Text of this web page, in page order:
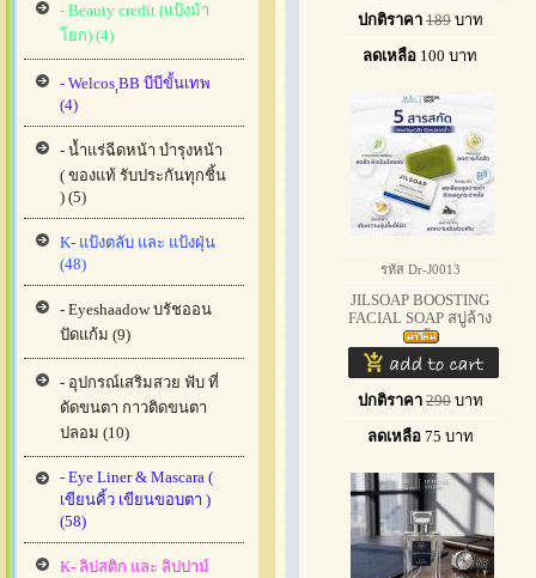
- Beauty credit (แป้งม้า
โยก) (4)
- Welcos ฺฺBB บีบีขั้นเทพ
(4)
- น้ำแร่ฉีดหน้า บำรุงหน้า
( ของแท้ รับประกันทุกชิ้น
) (5)
K- แป้งตลับ และ แป้งฝุ่น
(48)
- Eyeshaadow บรัชออน
ปัดแก้ม (9)
- อุปกรณ์เสริมสวย ฟับ ที่
ดัดขนตา กาวติดขนตา
ปลอม (10)
- Eye Liner & Mascara (
เขียนคิ้ว เขียนขอบตา )
(58)
K- ลิปสติก และ ลิปปาม์
ปกติราคา 189 บาท
ลดเหลือ 100 บาท
รหัส Dr-J0013
JILSOAP BOOSTING
FACIAL SOAP สบู่ล้าง
หน้
ปกติราคา 290 บาท
ลดเหลือ 75 บาท